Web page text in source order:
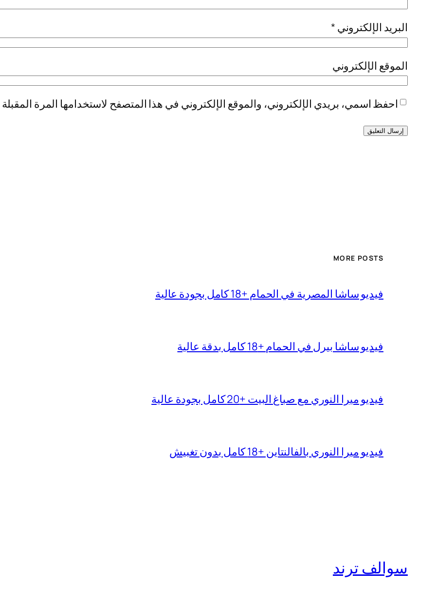
البريد الإلكتروني *
الموقع الإلكتروني
احفظ اسمي، بريدي الإلكتروني، والموقع الإلكتروني في هذا المتصفح لاستخدامها المرة
MORE POSTS
فيديو ساشا المصرية في الحمام +18 كامل بجودة عالية
فيديو ساشا بيرل في الحمام +18 كامل بدقة عالية
فيديو ميرا النوري مع صباغ البيت +20 كامل بجودة عالية
فيديو ميرا النوري بالفالنتاين +18 كامل بدون تغبيش
سوالف ترند